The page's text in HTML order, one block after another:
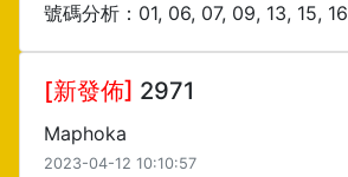
號碼分析：01, 06, 07, 09, 13, 15, 16
[新發佈] 2971
Maphoka
2023-04-12 10:10:57